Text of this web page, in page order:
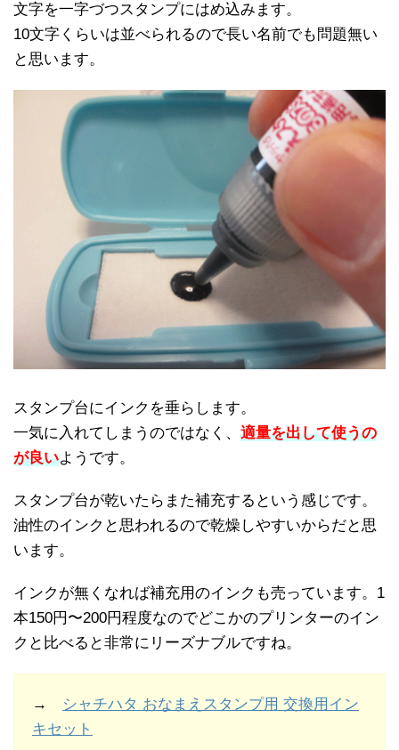
文字を一字づつスタンプにはめ込みます。
10文字くらいは並べられるので長い名前でも問題無い
と思います。
スタンプ台にインクを垂らします。
一気に入れてしまうのではなく、 適量を出して使うの
が良いようです。
スタンプ台が乾いたらまた補充するという感じです。
油性のインクと思われるので乾燥しやすいからだと思
います。
インクが無くなれば補充用のインクも売っています。1
本150円〜200円程度なのでどこかのプリンターのイン
クと比べると非常にリーズナブルですね。
→
シャチハタ おなまえスタンプ用 交換用イン
キセット